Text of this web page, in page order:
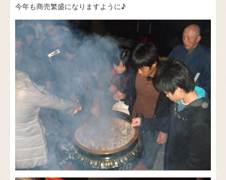
今年も商売繁盛になりますように♪